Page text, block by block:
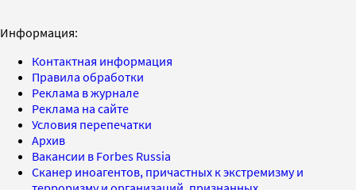
Информация:
Контактная информация
Правила обработки
Реклама в журнале
Реклама на сайте
Условия перепечатки
Архив
Вакансии в Forbes Russia
Сканер иноагентов, причастных к экстремизму и